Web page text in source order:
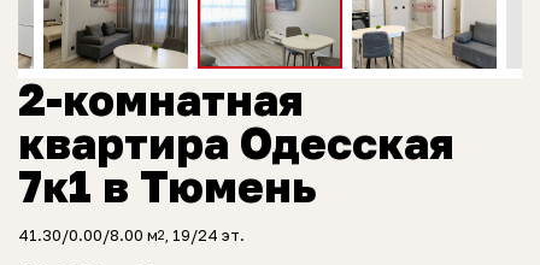
2-комнатная
квартира Одесская
7к1 в Тюмень
41.30/0.00/8.00 м2 , 19/24 эт.